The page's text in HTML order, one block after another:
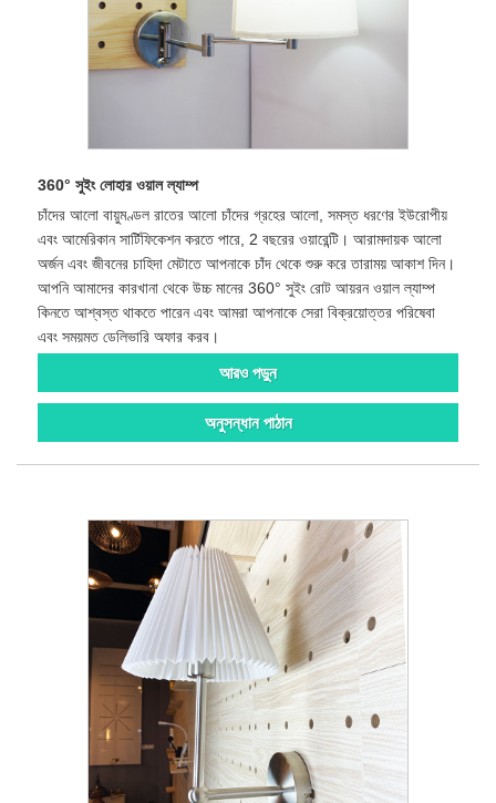
360° সুইং লোহার ওয়াল ল্যাম্প
চাঁদের আলো বায়ুমণ্ডল রাতের আলো চাঁদের গ্রহের আলো, সমস্ত ধরণের ইউরোপীয়
এবং আমেরিকান সার্টিফিকেশন করতে পারে, 2 বছরের ওয়ারেন্টি। আরামদায়ক আলো
অর্জন এবং জীবনের চাহিদা মেটাতে আপনাকে চাঁদ থেকে শুরু করে তারাময় আকাশ দিন।
আপনি আমাদের কারখানা থেকে উচ্চ মানের 360° সুইং রোট আয়রন ওয়াল ল্যাম্প
কিনতে আশ্বস্ত থাকতে পারেন এবং আমরা আপনাকে সেরা বিক্রয়োত্তর পরিষেবা
এবং সময়মত ডেলিভারি অফার করব।
আরও পড়ুন
অনুসন্ধান পাঠান